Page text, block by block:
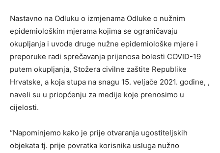
Nastavno na Odluku o izmjenama Odluke o nužnim
epidemiološkim mjerama kojima se ograničavaju
okupljanja i uvode druge nužne epidemiološke mjere i
preporuke radi sprečavanja prijenosa bolesti COVID-19
putem okupljanja, Stožera civilne zaštite Republike
Hrvatske, a koja stupa na snagu 15. veljače 2021. godine, ,
naveli su u priopćenju za medije koje prenosimo u
cijelosti.
“Napominjemo kako je prije otvaranja ugostiteljskih
objekata tj. prije povratka korisnika usluga nužno